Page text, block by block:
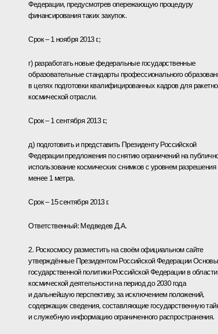
Федерации, предусмотрев опережающую процедуру
финансирования таких закупок.
Срок – 1 ноября 2013 г.;
г) разработать новые федеральные государственные
образовательные стандарты профессионального
в целях подготовки квалифицированных кадров для
космической отрасли.
Срок – 1 сентября 2013 г.;
д) подготовить и представить Президенту Российской
Федерации предложения по снятию ограничений на
использование космических снимков с уровнем разрешения
менее 1 метра.
Срок – 15 сентября 2013 г.
Ответственный: Медведев Д.А.
2. Роскосмосу разместить на своём официальном сайте
утверждённые Президентом Российской Федерации Основы
государственной политики Российской Федерации в области
космической деятельности на период до 2030 года
и дальнейшую перспективу, за исключением положений,
содержащих сведения, составляющие государственную
и служебную информацию ограниченного распространения.